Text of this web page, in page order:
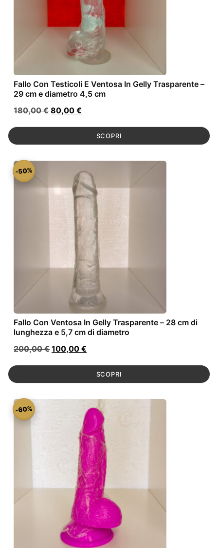
Fallo Con Testicoli E Ventosa In Gelly Trasparente –
29 cm e diametro 4,5 cm
180,00€ Il
era:
180,00 €.
80,00 €
attuale
è:
80,00 €.
SCOPRI
-50%
Fallo Con Ventosa In Gelly Trasparente – 28 cm di
lunghezza e 5,7 cm di diametro
200,00€ Il
era:
200,00 €.
100,00 €
attuale
è:
100,00 €.
SCOPRI
-60%